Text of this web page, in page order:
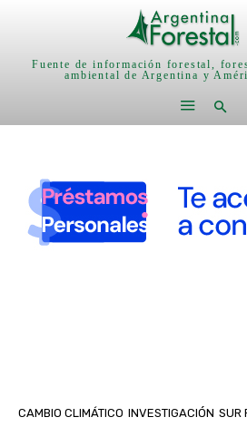
Fuente de información forestal,
ambiental de Argentina y
CAMBIO CLIMÁTICO INVESTIGACIÓN SUR